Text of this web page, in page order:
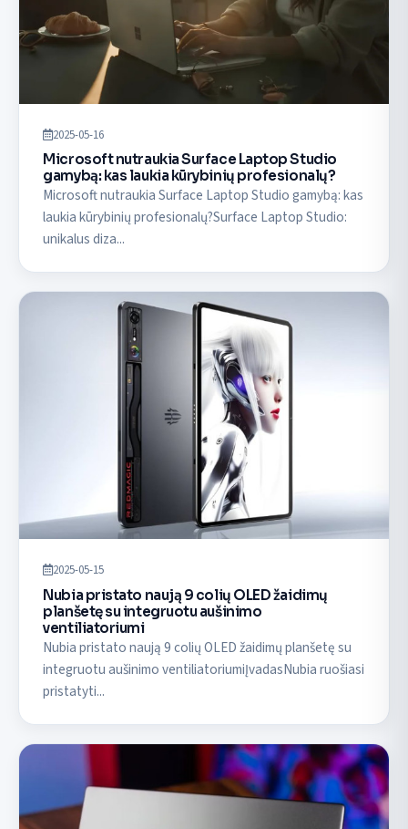
2025-05-16
Microsoft nutraukia Surface Laptop Studio
gamybą: kas laukia kūrybinių profesionalų?
Microsoft nutraukia Surface Laptop Studio gamybą: kas
laukia kūrybinių profesionalų?Surface Laptop Studio:
unikalus diza...
2025-05-15
Nubia pristato naują 9 colių OLED žaidimų
planšetę su integruotu aušinimo
ventiliatoriumi
Nubia pristato naują 9 colių OLED žaidimų planšetę su
integruotu aušinimo ventiliatoriumiĮvadasNubia ruošiasi
pristatyti...